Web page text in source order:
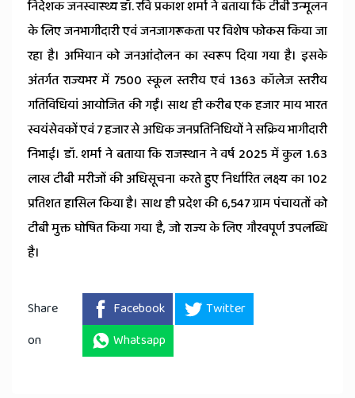
निदेशक जनस्वास्थ्य डॉ. रवि प्रकाश शर्मा ने बताया कि टीबी उन्मूलन
के लिए जनभागीदारी एवं जनजागरूकता पर विशेष फोकस किया जा
रहा है। अभियान को जनआंदोलन का स्वरूप दिया गया है। इसके
अंतर्गत राज्यभर में 7500 स्कूल स्तरीय एवं 1363 कॉलेज स्तरीय
गतिविधियां आयोजित की गईं। साथ ही करीब एक हजार माय भारत
स्वयंसेवकों एवं 7 हजार से अधिक जनप्रतिनिधियों ने सक्रिय भागीदारी
निभाई। डॉ. शर्मा ने बताया कि राजस्थान ने वर्ष 2025 में कुल 1.63
लाख टीबी मरीजों की अधिसूचना करते हुए निर्धारित लक्ष्य का 102
प्रतिशत हासिल किया है। साथ ही प्रदेश की 6,547 ग्राम पंचायतों को
टीबी मुक्त घोषित किया गया है, जो राज्य के लिए गौरवपूर्ण उपलब्धि
है।
Share
on
Facebook
Twitter
Whatsapp